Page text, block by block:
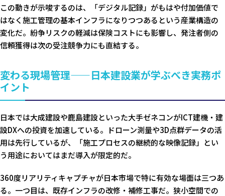
この動きが示唆するのは、「デジタル記録」がもはや付加価値で
はなく施工管理の基本インフラになりつつあるという産業構造の
変化だ。紛争リスクの軽減は保険コストにも影響し、発注者側の
信頼獲得は次の受注競争力にも直結する。
変わる現場管理——日本建設業が学ぶべき実務ポ
イント
日本では大成建設や鹿島建設といった大手ゼネコンがICT建機・建
設DXへの投資を加速している。ドローン測量や3D点群データの活
用は先行しているが、「施工プロセスの継続的な映像記録」とい
う用途においてはまだ導入が限定的だ。
360度リアリティキャプチャが日本市場で特に有効な場面は三つあ
る。一つ目は、既存インフラの改修・補修工事だ。狭小空間での